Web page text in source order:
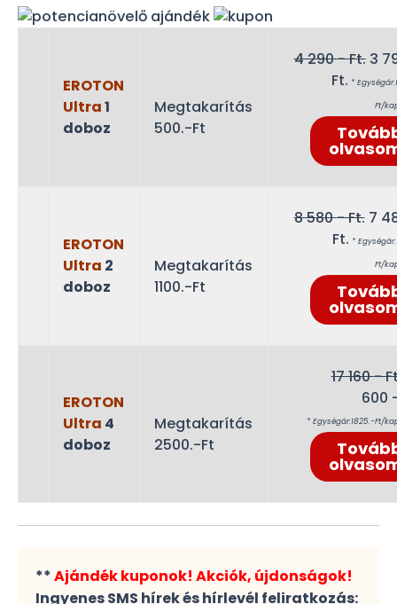
EROTON
Ultra1
doboz
Megtakarítás
500.-Ft
4 290- Ft.
4
Ft..
3
Ft.
price
is:
3
790 -
*
Ft/
EROTON
Ultra 2
doboz
Megtakarítás
1100.-Ft
8 580- Ft.
8
Ft..
7
Ft.
price
is:
7
480 -
*
Ft/
EROTON
Ultra 4
doboz
Megtakarítás
2500.-Ft
17 160-
600
Current
price
is:
14
600 -
Ft..
* Egységár:1825.-Ft/
**Ajándék kuponok! Akciók, újdonságok!
Ingyenes SMS hírek és hírlevél feliratkozás: